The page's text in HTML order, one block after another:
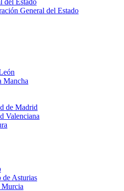
General del Estado
Mancha
de Madrid
Valenciana
de Asturias
Murcia